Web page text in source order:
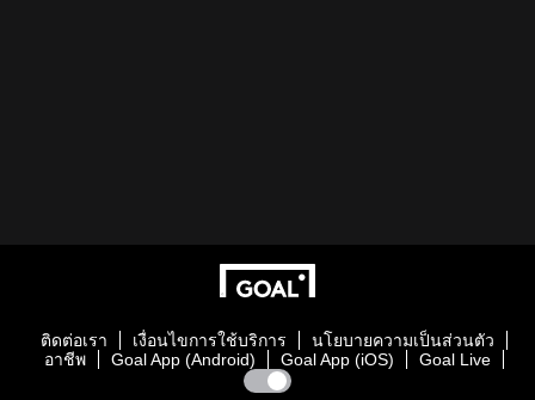
ติดต่อเรา เงื่อนไขการใช้บริการ
นโยบายความเป็นส่วนตัว
อาชีพ
Goal App (Android) Goal App (iOS) Goal Live